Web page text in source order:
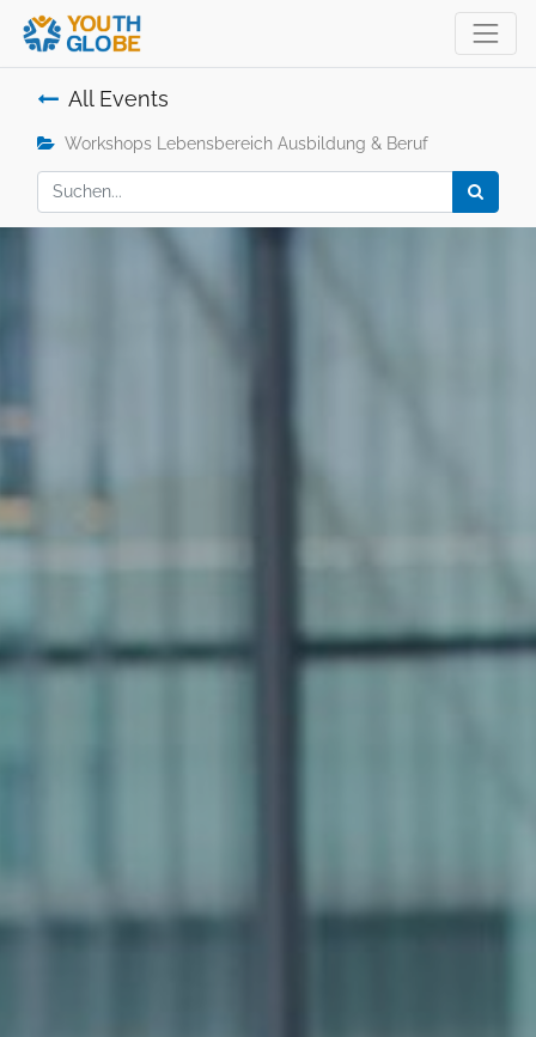
All Events
Workshops Lebensbereich Ausbildung & Beruf